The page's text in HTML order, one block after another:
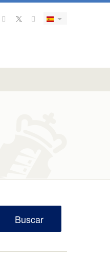
Buscar